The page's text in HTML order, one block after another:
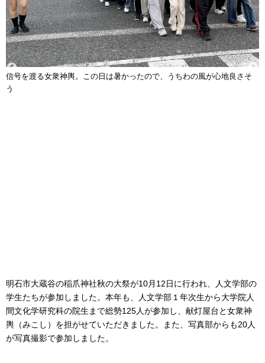
信号を渡る女衆神輿。この日は暑かったので、うちわの風が心地良さそ
う
明石市大蔵谷の稲爪神社秋の大祭が10月12日に行われ、人文学部の
学生たちが参加しました。本年も、人文学部１年次生から大学院人
間文化学研究科の院生まで総勢125人が参加し、献灯屋台と女衆神
輿（みこし）を担がせていただきました。また、写真部からも20人
が写真撮影で参加しました。